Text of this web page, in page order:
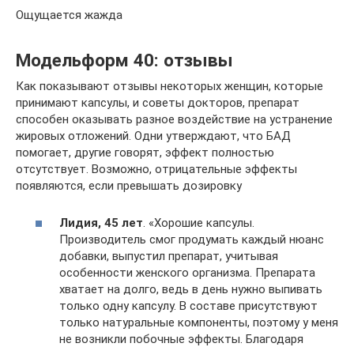
Ощущается жажда
Модельформ 40: отзывы
Как показывают отзывы некоторых женщин, которые
принимают капсулы, и советы докторов, препарат
способен оказывать разное воздействие на устранение
жировых отложений. Одни утверждают, что БАД
помогает, другие говорят, эффект полностью
отсутствует. Возможно, отрицательные эффекты
появляются, если превышать дозировку
Лидия, 45 лет. «Хорошие капсулы.
Производитель смог продумать каждый нюанс
добавки, выпустил препарат, учитывая
особенности женского организма. Препарата
хватает на долго, ведь в день нужно выпивать
только одну капсулу. В составе присутствуют
только натуральные компоненты, поэтому у меня
не возникли побочные эффекты. Благодаря